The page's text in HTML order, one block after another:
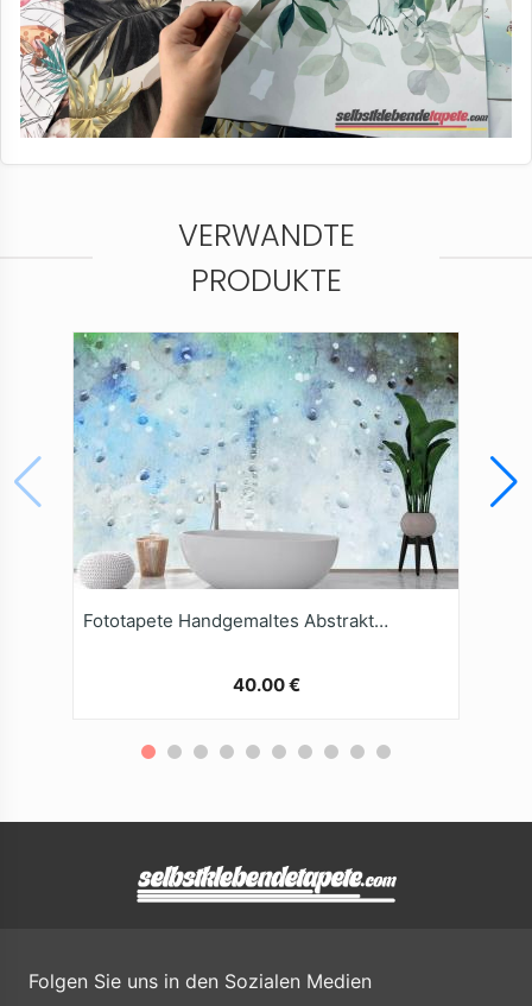
VERWANDTE
PRODUKTE
Fototapete Handgemaltes Abstraktes AquarellTexturKunstwerk
40.00 €
Folgen Sie uns in den Sozialen Medien